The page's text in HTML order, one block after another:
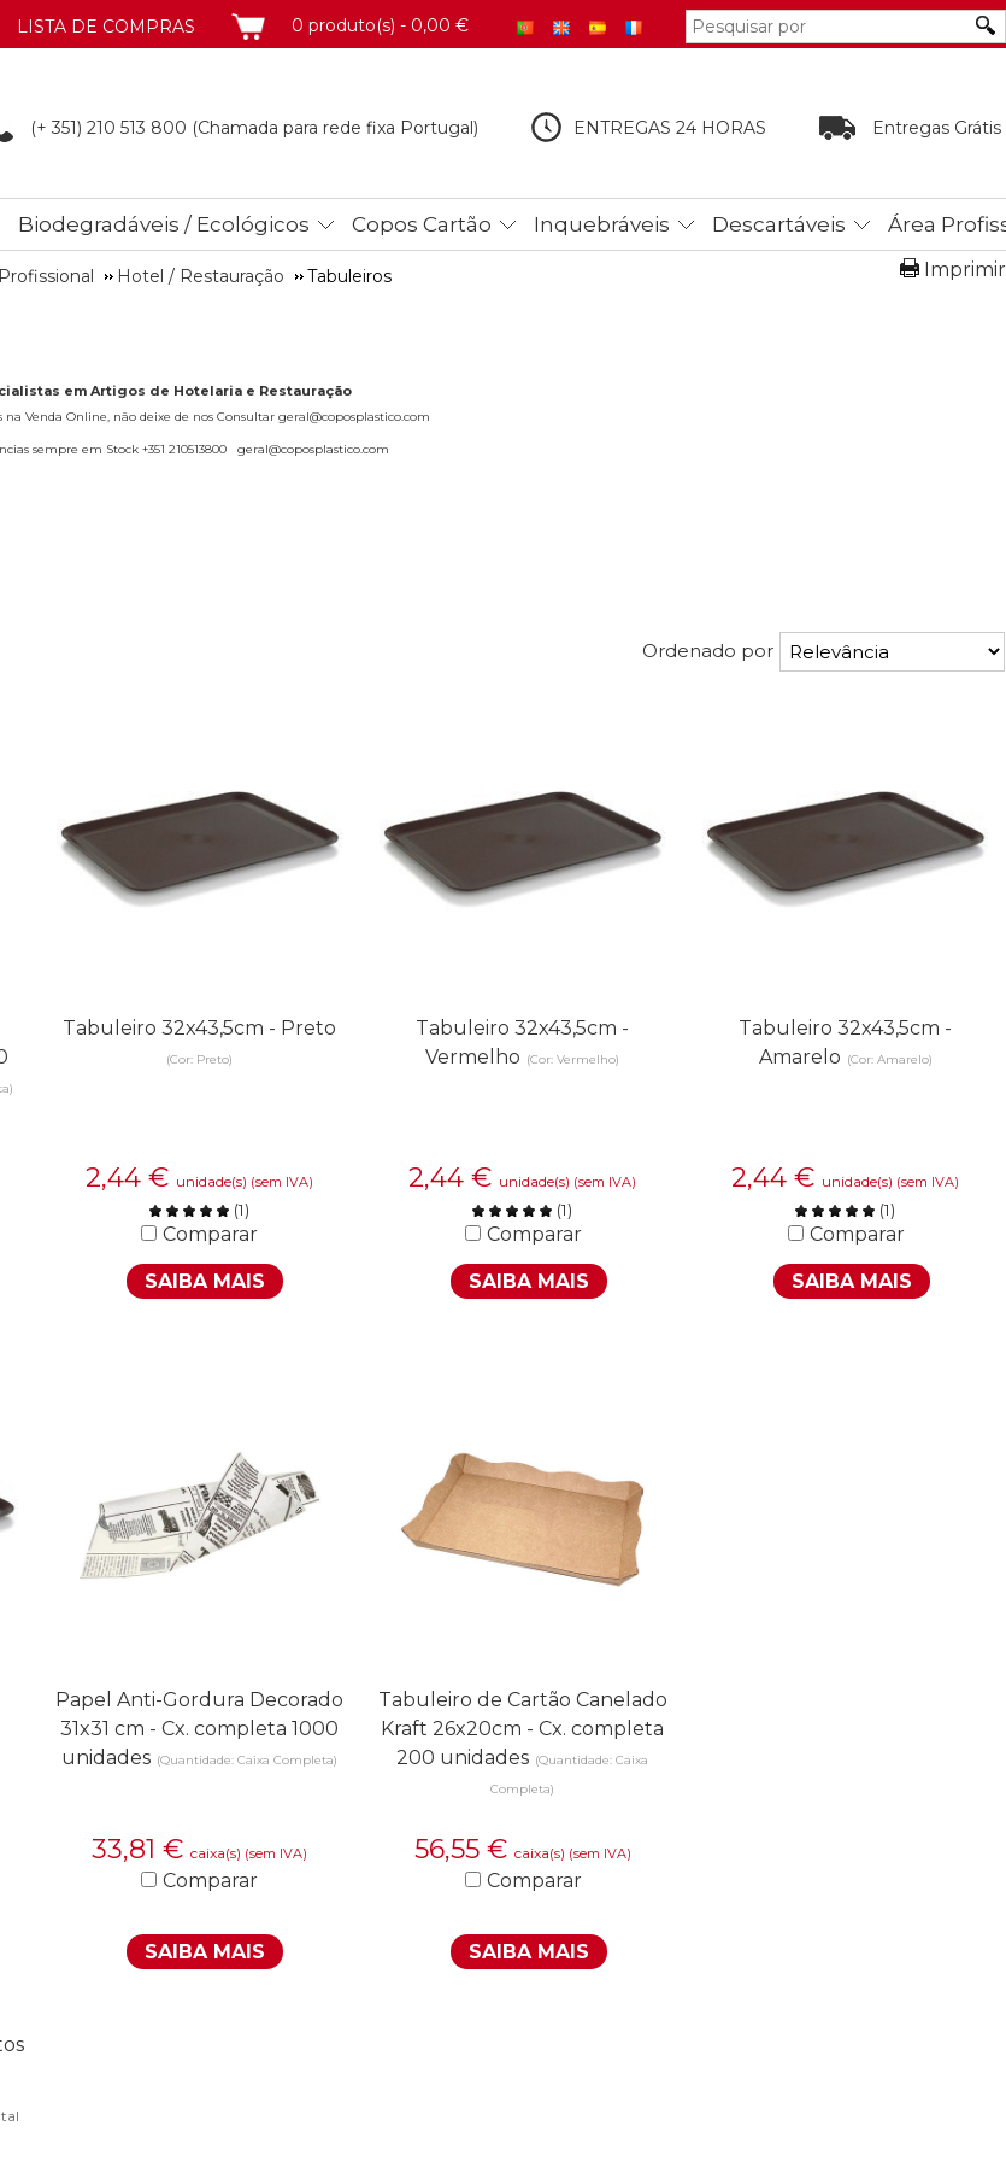
LISTA DE COMPRAS CARRINHO
0 produto(s) - 0,00 €
(+ 351) 210 513 800 (Chamada para rede fixa Portugal) ENTREGAS 24 HORAS Entregas Grátis
Biodegradáveis / Ecológicos Copos Cartão Inquebráveis Descartáveis Área
Imprimir
Hotel / Restauração Tabuleiros
em Artigos de Hotelaria e Restauração
na Venda Online, não deixe de nos Consultar geral@coposplastico.com
sempre em Stock +351 210513800 geral@coposplastico.com
Ordenado por
Tabuleiro 32x43,5cm - Preto
(Cor: Preto)
2,44 € unidade(s) (sem IVA)
(1)
Comparar
SAIBA MAIS
Tabuleiro 32x43,5cm -
Vermelho (Cor: Vermelho)
2,44 € unidade(s) (sem IVA)
(1)
Comparar
SAIBA MAIS
Tabuleiro 32x43,5cm -
Amarelo (Cor: Amarelo)
2,44 € unidade(s) (sem IVA)
(1)
Comparar
SAIBA MAIS
Papel Anti-Gordura Decorado
31x31 cm - Cx. completa 1000
unidades (Quantidade: Caixa Completa)
33,81 € caixa(s) (sem IVA)
Comparar
SAIBA MAIS
Tabuleiro de Cartão Canelado
Kraft 26x20cm - Cx. completa
200 unidades (Quantidade: Caixa
Completa)
56,55 € caixa(s) (sem IVA)
Comparar
SAIBA MAIS